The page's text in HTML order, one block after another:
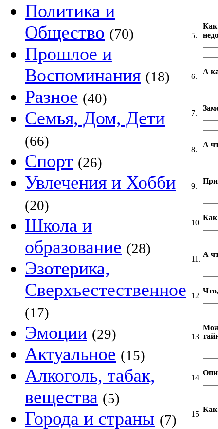
Политика и
Общество (70)
Прошлое и
Воспоминания (18)
Разное (40)
Семья, Дом, Дети
(66)
Спорт (26)
Увлечения и Хобби
(20)
Школа и
образование (28)
Эзотерика,
Сверхъестественное
(17)
Эмоции (29)
Актуальное (15)
Алкоголь, табак,
вещества (5)
Города и страны (7)
5.
Как
6.
А
7.
8.
А
9.
10.
Как
11.
А
12.
13.
14.
15.
Как